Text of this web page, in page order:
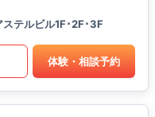
テルビル1F･2F･3F
体験・相談予約